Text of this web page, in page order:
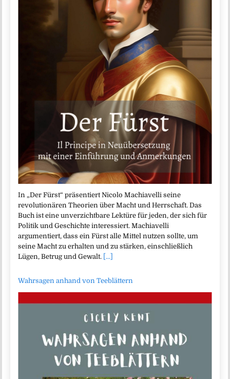
In „Der Fürst“ präsentiert Nicolo Machiavelli seine
revolutionären Theorien über Macht und Herrschaft. Das
Buch ist eine unverzichtbare Lektüre für jeden, der sich für
Politik und Geschichte interessiert. Machiavelli
argumentiert, dass ein Fürst alle Mittel nutzen sollte, um
seine Macht zu erhalten und zu stärken, einschließlich
Lügen, Betrug und Gewalt. [...]
Wahrsagen anhand von Teeblättern